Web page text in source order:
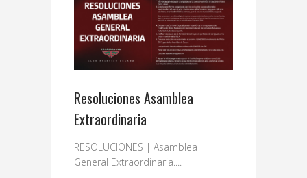
Resoluciones Asamblea
Extraordinaria
RESOLUCIONES | Asamblea
General Extraordinaria....